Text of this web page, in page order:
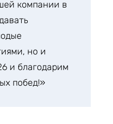
компании в
но и
и благодарим
побед!»